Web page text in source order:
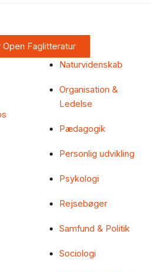
Open Faglitteratur
Naturvidenskab
Organisation &
Ledelse
Pædagogik
Personlig udvikling
Psykologi
Rejsebøger
Samfund & Politik
Sociologi